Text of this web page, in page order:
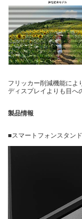
フリッカー削減機能によ
ディスプレイよりも目へ
製品情報
■スマートフォンスタンド